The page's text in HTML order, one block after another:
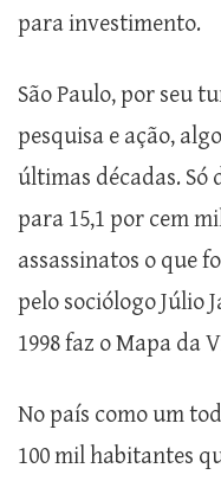
para investimento.
São Paulo, por seu
pesquisa e ação,
últimas décadas. Só
para 15,1 por cem
assassinatos o que
pelo sociólogo Júlio
1998 faz o Mapa da
No país como um
100 mil habitantes